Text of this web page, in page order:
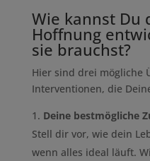
Wie kannst Du
Hoffnung
sie brauchst?
Hier sind drei mögliche
Interventionen, die
Deine bestmögliche
Stell dir vor, wie dein
wenn alles ideal läuft.